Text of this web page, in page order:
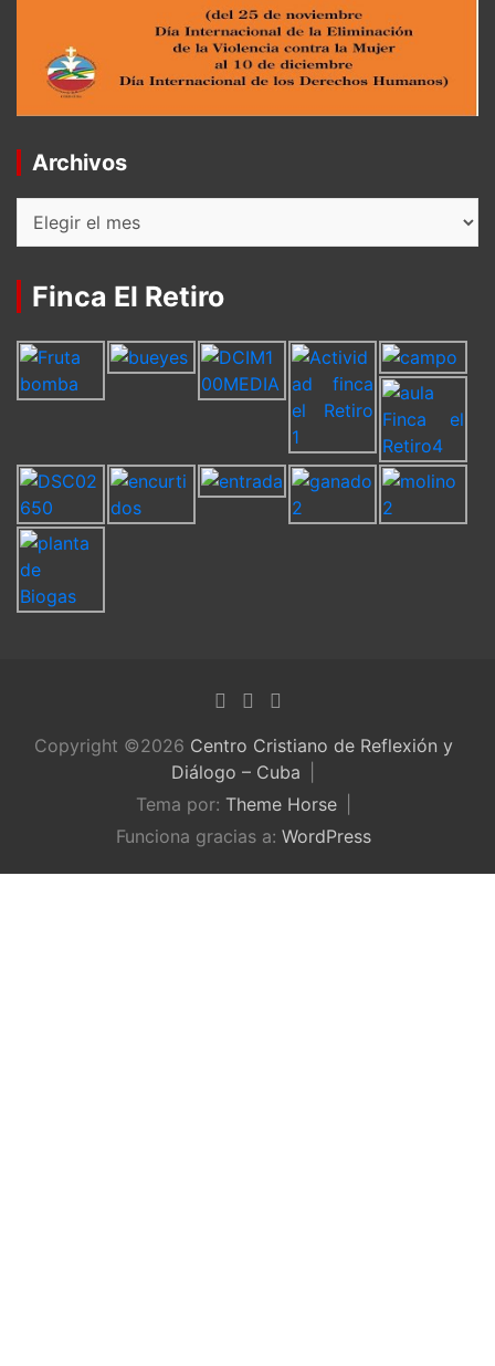
Archivos
Archivos
Finca El Retiro
Copyright ©2026 Centro Cristiano de Reflexión y
Diálogo – Cuba
Tema por: Theme Horse
Funciona gracias a: WordPress